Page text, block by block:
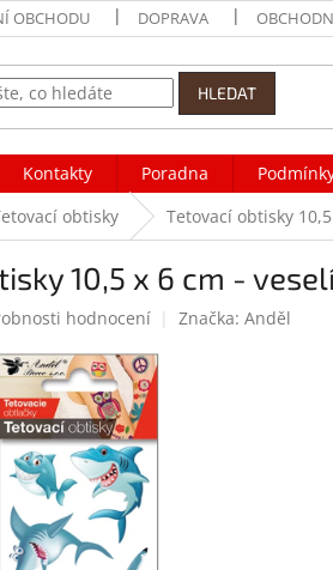
OBCHODU DOPRAVA
HLEDAT
Kontakty Poradna
obtisky Tetovací obtisky
10,5 x 6 cm -
hodnocení Značka: Anděl